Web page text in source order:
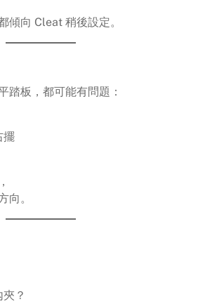
傾向 Cleat 稍後設定。
踏板，都可能有問題：
擺
向。
？